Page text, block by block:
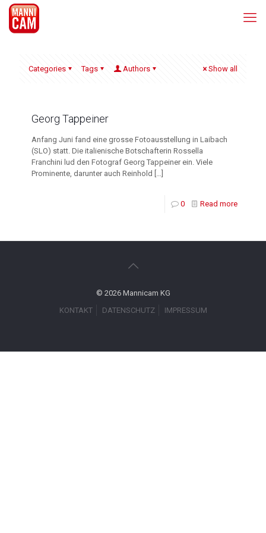
Categories Tags Authors Show all
Georg Tappeiner
Anfang Juni fand eine grosse Fotoausstellung in Laibach
(SLO) statt. Die italienische Botschafterin Rossella
Franchini lud den Fotograf Georg Tappeiner ein. Viele
Prominente, darunter auch Reinhold […]
0 Read more
© 2026 Mannicam KG
KONTAKT
DATENSCHUTZ IMPRESSUM